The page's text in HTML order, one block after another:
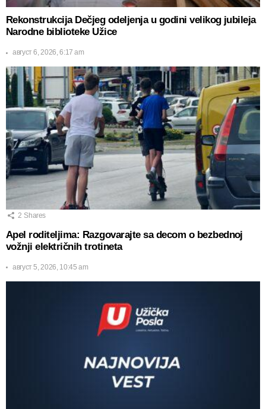
Rekonstrukcija Dečjeg odeljenja u godini velikog jubileja
Narodne biblioteke Užice
август 6, 2026, 6:17 am
2 Shares
Apel roditeljima: Razgovarajte sa decom o bezbednoj
vožnji električnih trotineta
август 5, 2026, 10:45 am